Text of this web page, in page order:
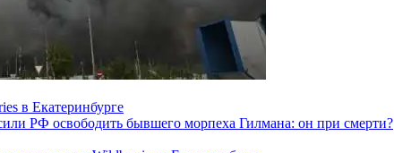
в Екатеринбурге
РФ освободить бывшего морпеха Гилмана: он при смерти?